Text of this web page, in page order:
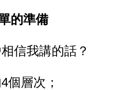
的準備
信我講的話？
個層次；